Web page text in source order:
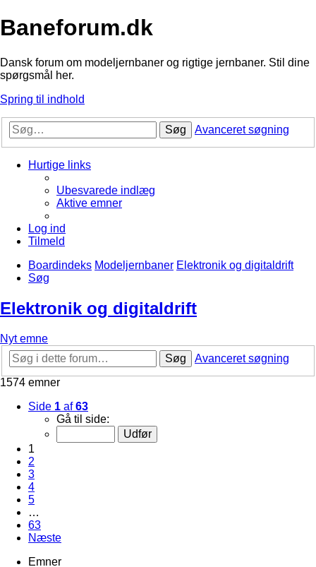
Baneforum.dk
Dansk forum om modeljernbaner og rigtige jernbaner. Stil dine
spørgsmål her.
Spring til indhold
Søg Avanceret søgning
Hurtige links
Ubesvarede indlæg
Aktive emner
Log ind
Tilmeld
Boardindeks Modeljernbaner Elektronik og digitaldrift
Søg
Elektronik og digitaldrift
Nyt emne
Søg
Avanceret søgning
1574 emner
Side 1 af63
Gå til side:
1
2
3
4
5
…
63
Næste
Emner